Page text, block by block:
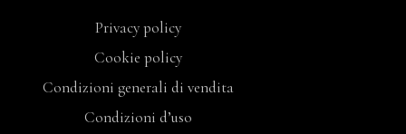
Privacy policy
Cookie policy
Condizioni generali di vendita
Condizioni d’uso